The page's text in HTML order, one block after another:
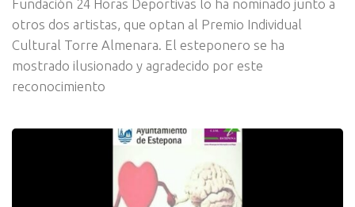
Fundación 24 Horas Deportivas lo ha nominado junto a
otros dos artistas, que optan al Premio Individual
Cultural Torre Almenara. El esteponero se ha
mostrado ilusionado y agradecido por este
reconocimiento